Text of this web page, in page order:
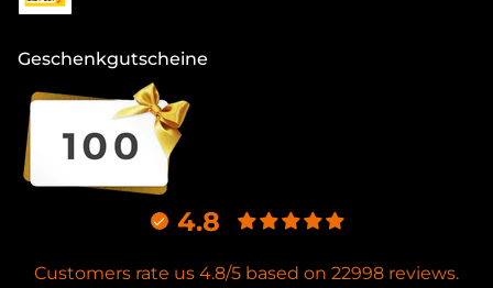
Geschenkgutscheine
4.8
Customers rate us 4.8/5 based on 22998 reviews.